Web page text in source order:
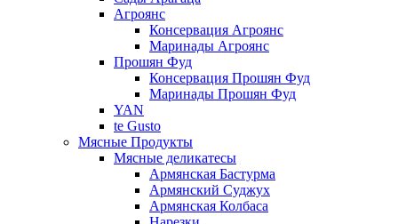
Агроянс
Консервация Агроянс
Маринады Агроянс
Прошян Фуд
Консервация Прошян Фуд
Маринады Прошян Фуд
YAN
te Gusto
Мясные Продукты
Мясные деликатесы
Армянская Бастурма
Армянский Суджух
Армянская Колбаса